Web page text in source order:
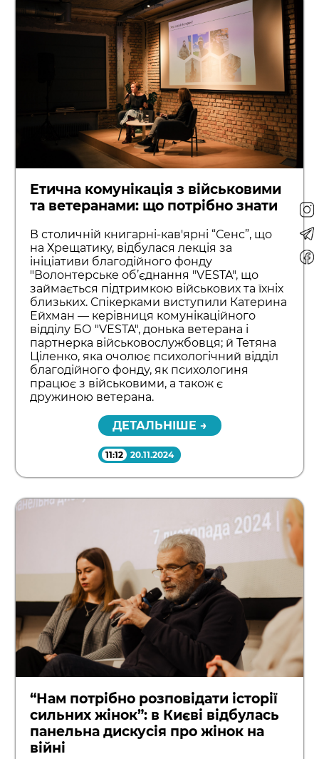
Етична комунікація з військовими
та ветеранами: що потрібно знати
В столичній книгарні-кав'ярні “Сенс”, що
на Хрещатику, відбулася лекція за
ініціативи благодійного фонду
"Волонтерське об’єднання "VESTA", що
займається підтримкою військових та їхніх
близьких. Спікерками виступили Катерина
Ейхман — керівниця комунікаційного
відділу БО "VESTA", донька ветерана і
партнерка військовослужбовця; й Тетяна
Ціленко, яка очолює психологічний відділ
благодійного фонду, як психологиня
працює з військовими, а також є
дружиною ветерана.
ДЕТАЛЬНІШЕ →
11:12 20.11.2024
“Нам потрібно розповідати історії
сильних жінок”: в Києві відбулась
панельна дискусія про жінок на
війні